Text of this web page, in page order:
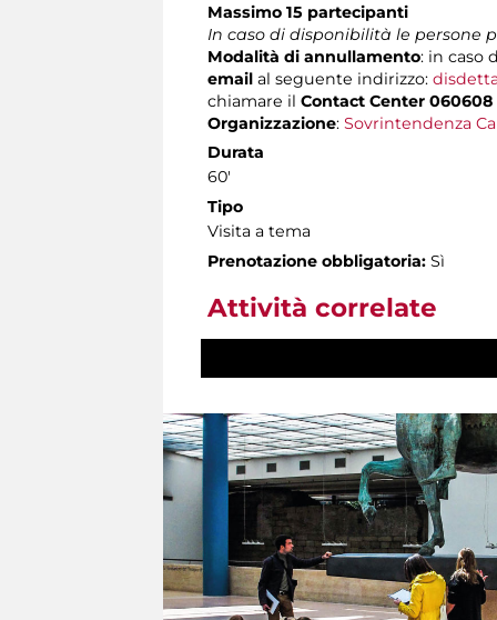
Massimo 15 partecipanti
In caso di disponibilità le persone
Modalità di annullamento: in caso
email al seguente indirizzo:
chiamare il Contact Center 060608
Organizzazione: Sovrintendenza
Durata
60'
Tipo
Visita a tema
Prenotazione obbligatoria: Sì
Attività correlate